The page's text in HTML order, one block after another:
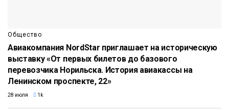
Общество
Авиакомпания NordStar приглашает на историческую
выставку «От первых билетов до базового
перевозчика Норильска. История авиакассы на
Ленинском проспекте, 22»
28 июля 1k